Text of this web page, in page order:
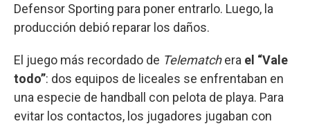
Defensor Sporting para poner entrarlo. Luego, la
producción debió reparar los daños.
El juego más recordado de Telematchera el “Vale
todo”: dos equipos de liceales se enfrentaban en
una especie de handball con pelota de playa. Para
evitar los contactos, los jugadores jugaban con